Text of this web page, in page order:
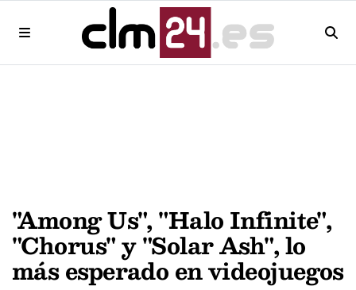
"Among Us", "Halo Infinite",
"Chorus" y "Solar Ash", lo
más esperado en videojuegos